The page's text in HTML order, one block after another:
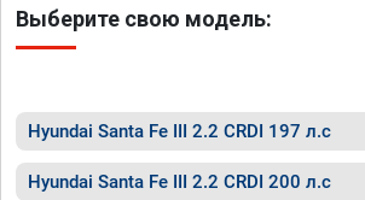
Выберите свою модель:
Hyundai Santa Fe III 2.2 CRDI 197 л.с
Hyundai Santa Fe III 2.2 CRDI 200 л.с